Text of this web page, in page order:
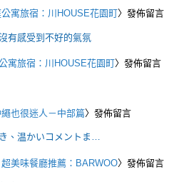
寓旅宿：川HOUSE花園町〉發佈留言
有感受到不好的氣氛
寓旅宿：川HOUSE花園町〉發佈留言
也很迷人－中部篇〉發佈留言
、温かいコメントま…
美味餐廳推薦：BARWOO〉發佈留言